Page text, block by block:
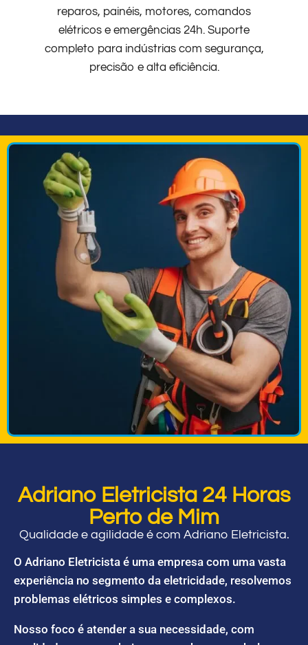
reparos, painéis, motores, comandos
elétricos e emergências 24h. Suporte
completo para indústrias com segurança,
precisão e alta eficiência.
Adriano Eletricista 24 Horas
Perto de Mim
Qualidade e agilidade é com Adriano Eletricista.
O Adriano Eletricista é uma empresa com uma vasta
experiência no segmento da eletricidade, resolvemos
problemas elétricos simples e complexos.
Nosso foco é atender a sua necessidade, com